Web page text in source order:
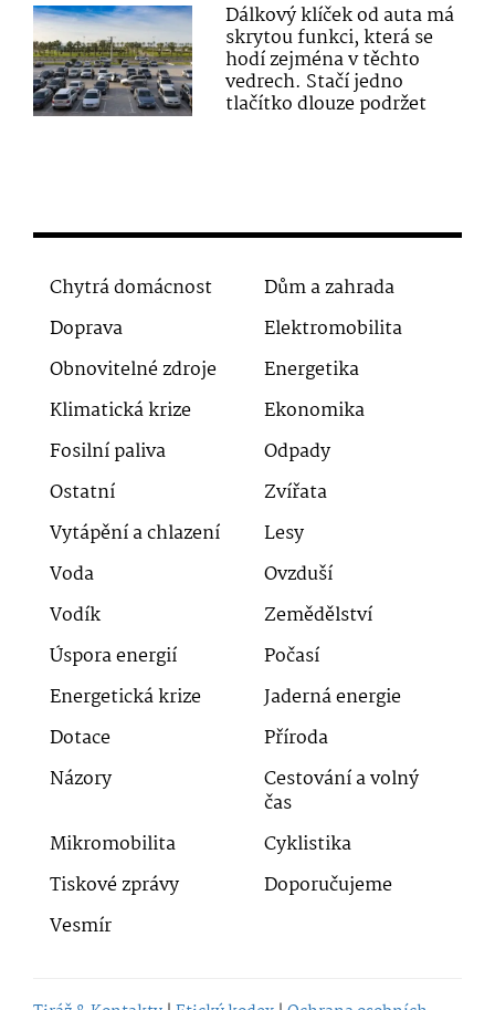
Dálkový klíček od auta má
skrytou funkci, která se
hodí zejména v těchto
vedrech. Stačí jedno
tlačítko dlouze podržet
Chytrá domácnost
Dům a zahrada
Doprava
Elektromobilita
Obnovitelné zdroje
Energetika
Klimatická krize
Ekonomika
Fosilní paliva
Odpady
Ostatní
Zvířata
Vytápění a chlazení
Lesy
Voda
Ovzduší
Vodík
Zemědělství
Úspora energií
Počasí
Energetická krize
Jaderná energie
Dotace
Příroda
Názory
Cestování a volný
čas
Mikromobilita
Cyklistika
Tiskové zprávy
Doporučujeme
Vesmír